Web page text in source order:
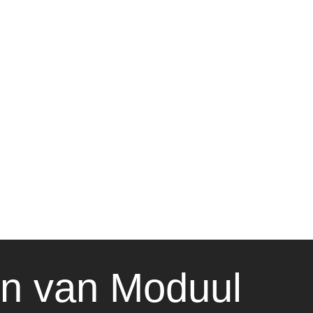
van Moduul